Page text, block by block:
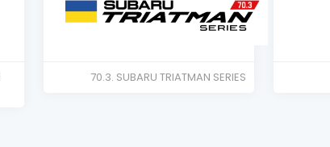
70.3. SUBARU TRIATMAN SERIES